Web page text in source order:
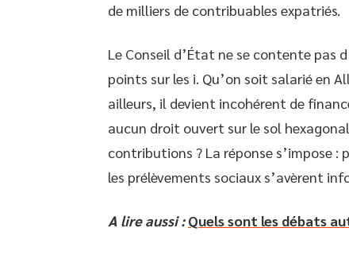
de milliers de contribuables expatriés.
Le Conseil d’État ne se contente pas
points sur les i. Qu’on soit salarié en
ailleurs, il devient incohérent de
aucun droit ouvert sur le sol
contributions ? La réponse s’impose
les prélèvements sociaux s’avèrent
A lire aussi : Quels sont les débats